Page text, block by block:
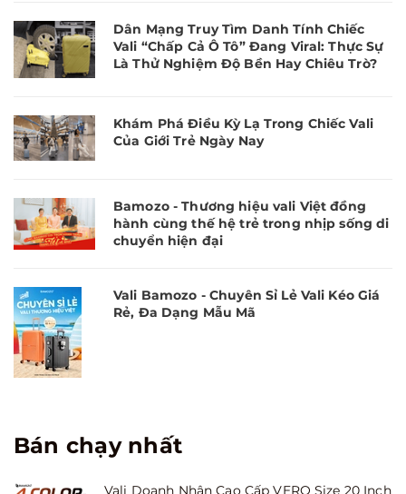
Dân Mạng Truy Tìm Danh Tính Chiếc
Vali “Chấp Cả Ô Tô” Đang Viral: Thực Sự
Là Thử Nghiệm Độ Bền Hay Chiêu Trò?
Khám Phá Điều Kỳ Lạ Trong Chiếc Vali
Của Giới Trẻ Ngày Nay
Bamozo - Thương hiệu vali Việt đồng
hành cùng thế hệ trẻ trong nhịp sống di
chuyển hiện đại
Vali Bamozo - Chuyên Sỉ Lẻ Vali Kéo Giá
Rẻ, Đa Dạng Mẫu Mã
Bán chạy nhất
Vali Doanh Nhân Cao Cấp VERO Size 20 Inch